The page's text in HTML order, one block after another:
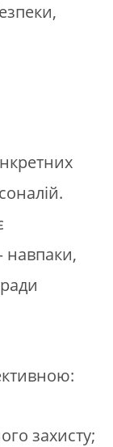
захисту;